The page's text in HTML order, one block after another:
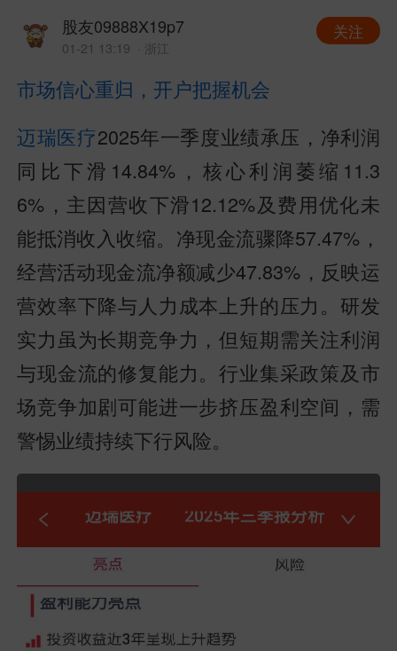
股友09888X19p7
01-21 13:19 · 浙江
关注
市场信心重归，开户把握机会
迈瑞医疗2025年一季度业绩承压，净利润
同比下滑14.84%，核心利润萎缩11.3
6%，主因营收下滑12.12%及费用优化未
能抵消收入收缩。净现金流骤降57.47%，
经营活动现金流净额减少47.83%，反映运
营效率下降与人力成本上升的压力。研发
实力虽为长期竞争力，但短期需关注利润
与现金流的修复能力。行业集采政策及市
场竞争加剧可能进一步挤压盈利空间，需
警惕业绩持续下行风险。